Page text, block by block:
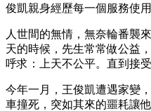
俊凱親身經歷每一個服務使
人世間的無情，無奈輪番襲
天的時候，先生常常做公益
呼求：上天不公平。直到接
今年一月，王俊凱遭遇家變
車撞死，突如其來的噩耗讓